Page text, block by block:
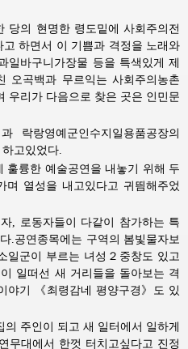
당의 현명한 령도밑에 사회주의전
하면서 이 기쁨과 격정을 노래와
일바구니가장물 등을 특색있게 제
오곡백과 무르익는 사회주의농촌
우리가 다음으로 찾은 곳은 인민문
락랑영예군인수지일용품공장의
고있었다.
훌륭한 예술공연을 내놓기 위해 두
며 열성을 내고있다고 귀띔해주었
, 로동자들이 다같이 참가하는 특
.공연종목에는 구역의 봄빛물자보
일군이 부르는 녀성２중창도 있고
일떠선 새 거리들을 돌아보는 격
야기 《최령감네 평양구경》도 있
주인이 되고 새 일터에서 일하게
무대에서 한껏 터치고싶다고 진정